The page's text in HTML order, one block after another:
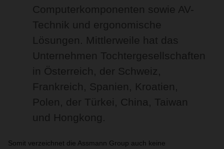
Computerkomponenten sowie AV-
Technik und ergonomische
Lösungen. Mittlerweile hat das
Unternehmen Tochtergesellschaften
in Österreich, der Schweiz,
Frankreich, Spanien, Kroatien,
Polen, der Türkei, China, Taiwan
und Hongkong.
Somit verzeichnet die Assmann Group auch keine